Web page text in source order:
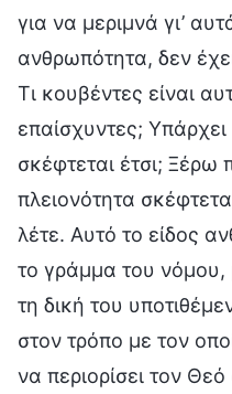
για να μεριμνά γι’
ανθρωπότητα, δεν
Τι κουβέντες είναι
επαίσχυντες;
σκέφτεται έτσι;
πλειονότητα
λέτε. Αυτό το είδος
το γράμμα του νόμου,
τη δική του
στον τρόπο με τον
να περιορίσει τον